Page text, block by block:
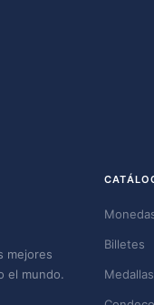
mejores
el mundo.
Billetes
Medallas